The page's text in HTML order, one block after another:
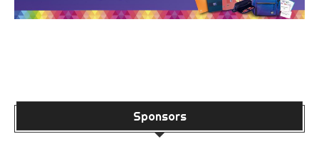
Sponsors